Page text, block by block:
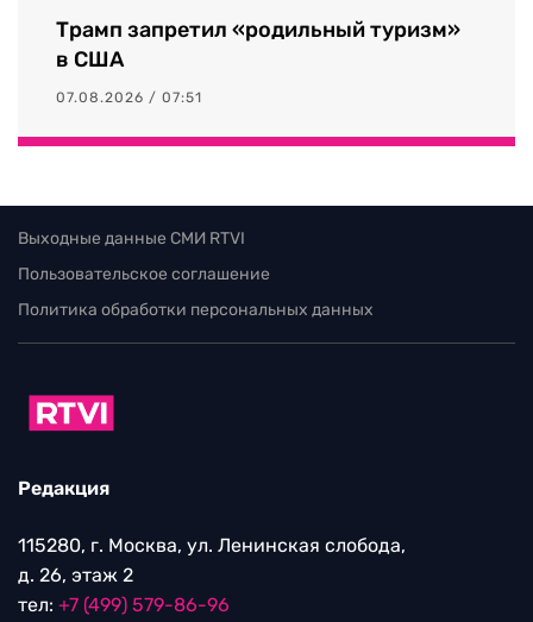
Трамп запретил «родильный туризм»
в США
07.08.2026 / 07:51
Выходные данные СМИ RTVI
Пользовательское соглашение
Политика обработки персональных данных
Редакция
115280, г. Москва, ул. Ленинская слобода,
д. 26, этаж 2
тел: +7 (499) 579-86-96